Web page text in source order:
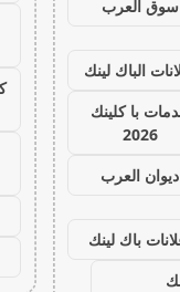
سوق العرب
الباك لينك
با كلينك
2026
ديوان العرب
باك لينك